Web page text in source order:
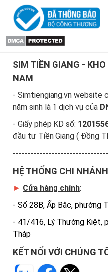
SIM TIỀN GIANG -
NAM
- Simtiengiang.vn website
năm sinh là 1 dịch vụ của
- Giấy phép KD số:
đầu tư Tiền Giang ( Đồng
HỆ THỐNG CHI
► Cửa hàng chính:
- Số 28B, Ấp Bắc, phường
- 41/416, Lý Thường Kiệt,
Tháp
KẾT NỐI VỚI CHÚNG